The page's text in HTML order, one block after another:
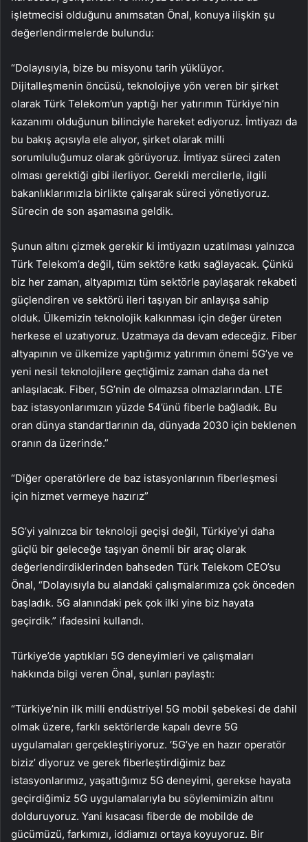
işletmecisi olduğunu anımsatan Önal, konuya ilişkin şu
değerlendirmelerde bulundu:
“Dolayısıyla, bize bu misyonu tarih yüklüyor.
Dijitalleşmenin öncüsü, teknolojiye yön veren bir şirket
olarak Türk Telekom’un yaptığı her yatırımın Türkiye’nin
kazanımı olduğunun bilinciyle hareket ediyoruz. İmtiyazı da
bu bakış açısıyla ele alıyor, şirket olarak milli
sorumluluğumuz olarak görüyoruz. İmtiyaz süreci zaten
olması gerektiği gibi ilerliyor. Gerekli mercilerle, ilgili
bakanlıklarımızla birlikte çalışarak süreci yönetiyoruz.
Sürecin de son aşamasına geldik.
Şunun altını çizmek gerekir ki imtiyazın uzatılması yalnızca
Türk Telekom’a değil, tüm sektöre katkı sağlayacak. Çünkü
biz her zaman, altyapımızı tüm sektörle paylaşarak rekabeti
güçlendiren ve sektörü ileri taşıyan bir anlayışa sahip
olduk. Ülkemizin teknolojik kalkınması için değer üreten
herkese el uzatıyoruz. Uzatmaya da devam edeceğiz. Fiber
altyapının ve ülkemize yaptığımız yatırımın önemi 5G’ye ve
yeni nesil teknolojilere geçtiğimiz zaman daha da net
anlaşılacak. Fiber, 5G’nin de olmazsa olmazlarından. LTE
baz istasyonlarımızın yüzde 54’ünü fiberle bağladık. Bu
oran dünya standartlarının da, dünyada 2030 için beklenen
oranın da üzerinde.”
“Diğer operatörlere de baz istasyonlarının fiberleşmesi
için hizmet vermeye hazırız”
5G’yi yalnızca bir teknoloji geçişi değil, Türkiye’yi daha
güçlü bir geleceğe taşıyan önemli bir araç olarak
değerlendirdiklerinden bahseden Türk Telekom CEO’su
Önal, “Dolayısıyla bu alandaki çalışmalarımıza çok önceden
başladık. 5G alanındaki pek çok ilki yine biz hayata
geçirdik.” ifadesini kullandı.
Türkiye’de yaptıkları 5G deneyimleri ve çalışmaları
hakkında bilgi veren Önal, şunları paylaştı:
“Türkiye’nin ilk milli endüstriyel 5G mobil şebekesi de dahil
olmak üzere, farklı sektörlerde kapalı devre 5G
uygulamaları gerçekleştiriyoruz. ‘5G’ye en hazır operatör
biziz’ diyoruz ve gerek fiberleştirdiğimiz baz
istasyonlarımız, yaşattığımız 5G deneyimi, gerekse hayata
geçirdiğimiz 5G uygulamalarıyla bu söylemimizin altını
dolduruyoruz. Yani kısacası fiberde de mobilde de
gücümüzü, farkımızı, iddiamızı ortaya koyuyoruz. Bir